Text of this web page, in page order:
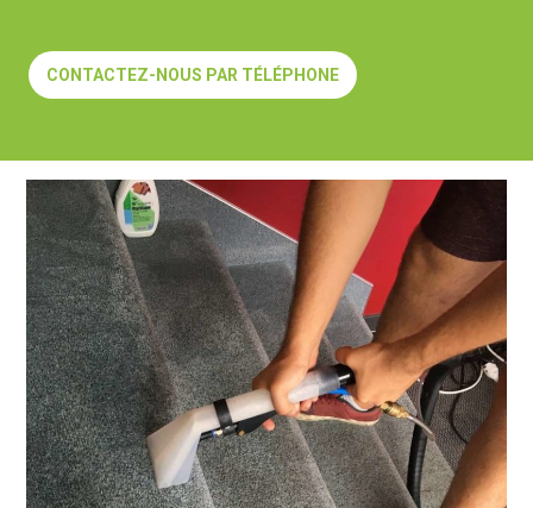
CONTACTEZ-NOUS PAR TÉLÉPHONE